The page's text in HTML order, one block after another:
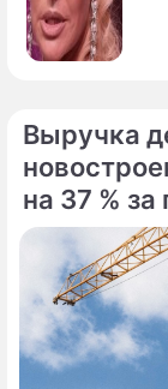
Выручка
на 37 % за